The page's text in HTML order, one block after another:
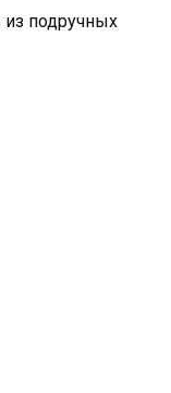
подручных